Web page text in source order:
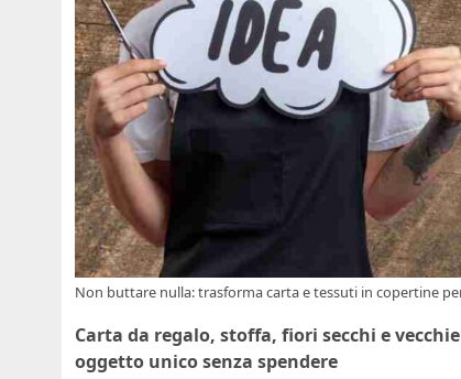
Non buttare nulla: trasforma carta e tessuti in copertine
Carta da regalo, stoffa, fiori secchi e
oggetto unico senza spendere